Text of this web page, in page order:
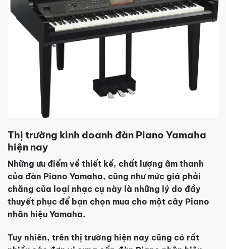
Thị trường kinh doanh đàn Piano Yamaha
hiện nay
Những ưu điểm về thiết kế, chất lượng âm thanh
của đàn Piano Yamaha, cũng như mức giá phải
chăng của loại nhạc cụ này là những lý do đầy
thuyết phục để bạn chọn mua cho một cây Piano
nhãn hiệu Yamaha.
Tuy nhiên, trên thị trường hiện nay cũng có rất